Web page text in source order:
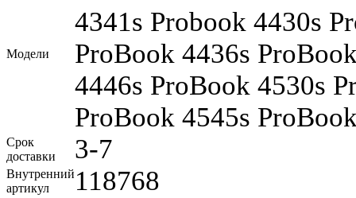
Модели
4341s Probook 4430s
ProBook 4436s
4446s ProBook 4530s
ProBook 4545s
Срок
доставки
3-7
Внутренний
артикул
118768